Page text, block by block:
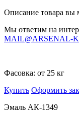
Описание товара вы
Мы ответим на
MAIL@ARSENAL-
Фасовка: от 25 кг
Купить Оформить
Эмаль АК-1349